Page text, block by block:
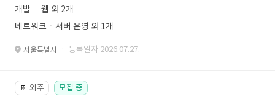
개발
웹 외 2개
네트워크ㆍ서버 운영 외 1개
서울특별시 · 등록일자 2026.07.27.
📔 외주 모집 중